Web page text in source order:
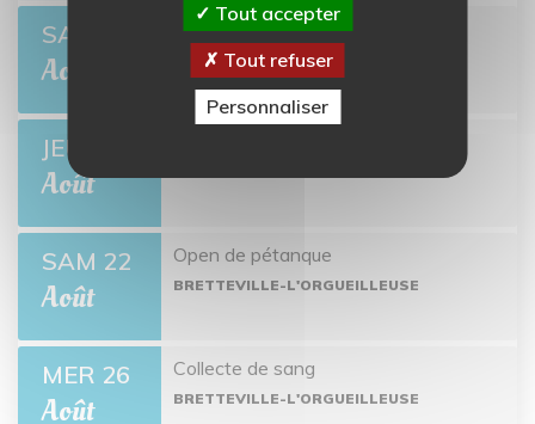
SAM 8
Août
Open de pétanque
BRETTEVILLE-L'ORGUEILLEUSE
JEU 13
Août
SAM 22
Août
Open de pétanque
BRETTEVILLE-L'ORGUEILLEUSE
MER 26
Août
Collecte de sang
BRETTEVILLE-L'ORGUEILLEUSE
Tout accepter
Tout refuser
Personnaliser